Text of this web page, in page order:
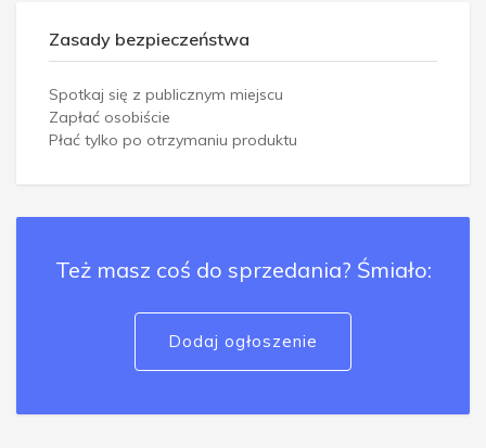
Zasady bezpieczeństwa
Spotkaj się z publicznym miejscu
Zapłać osobiście
Płać tylko po otrzymaniu produktu
Też masz coś do sprzedania? Śmiało:
Dodaj ogłoszenie